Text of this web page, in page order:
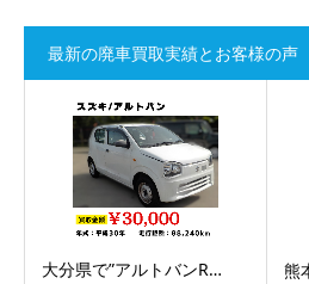
最新の廃車買取実績とお客様の声
大分県で”アルトバンR… 熊